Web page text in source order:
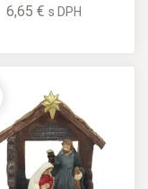
6,65 €s DPH